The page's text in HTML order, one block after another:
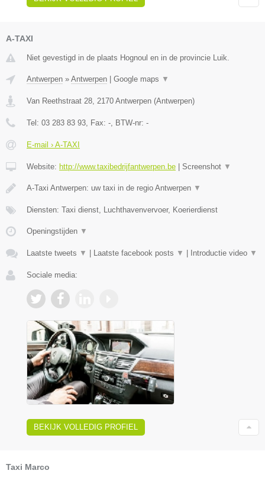
A-TAXI
Niet gevestigd in de plaats Hognoul en in de provincie Luik.
Antwerpen » Antwerpen Google maps ▼
Van Reethstraat 28, 2170 Antwerpen (Antwerpen)
Tel: 03 283 83 93, Fax: -, BTW-nr: -
E-mail › A-TAXI
Website: http://www.taxibedrijfantwerpen.be Screenshot ▼
A-Taxi Antwerpen: uw taxi in de regio Antwerpen ▼
Diensten: Taxi dienst, Luchthavenvervoer, Koerierdienst
Openingstijden ▼
Laatste tweets ▼ Laatste facebook posts ▼ Introductie video ▼
Sociale media:
BEKIJK VOLLEDIG PROFIEL
Taxi Marco